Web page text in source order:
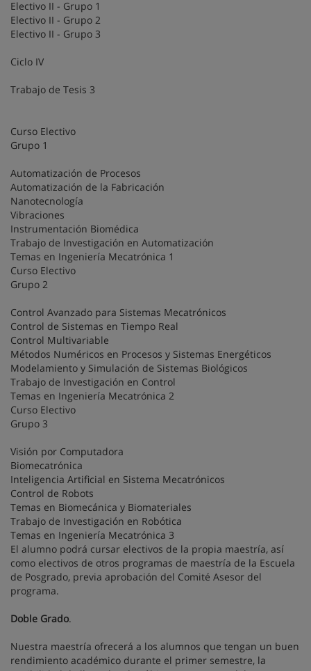
Electivo II - Grupo 1
Electivo II - Grupo 2
Electivo II - Grupo 3
Ciclo IV
Trabajo de Tesis 3
Curso Electivo
Grupo 1
Automatización de Procesos
Automatización de la Fabricación
Nanotecnología
Vibraciones
Instrumentación Biomédica
Trabajo de Investigación en Automatización
Temas en Ingeniería Mecatrónica 1
Curso Electivo
Grupo 2
Control Avanzado para Sistemas Mecatrónicos
Control de Sistemas en Tiempo Real
Control Multivariable
Métodos Numéricos en Procesos y Sistemas Energéticos
Modelamiento y Simulación de Sistemas Biológicos
Trabajo de Investigación en Control
Temas en Ingeniería Mecatrónica 2
Curso Electivo
Grupo 3
Visión por Computadora
Biomecatrónica
Inteligencia Artificial en Sistema Mecatrónicos
Control de Robots
Temas en Biomecánica y Biomateriales
Trabajo de Investigación en Robótica
Temas en Ingeniería Mecatrónica 3
El alumno podrá cursar electivos de la propia maestría, así
como electivos de otros programas de maestría de la Escuela
de Posgrado, previa aprobación del Comité Asesor del
programa.
Doble Grado.
Nuestra maestría ofrecerá a los alumnos que tengan un buen
rendimiento académico durante el primer semestre, la